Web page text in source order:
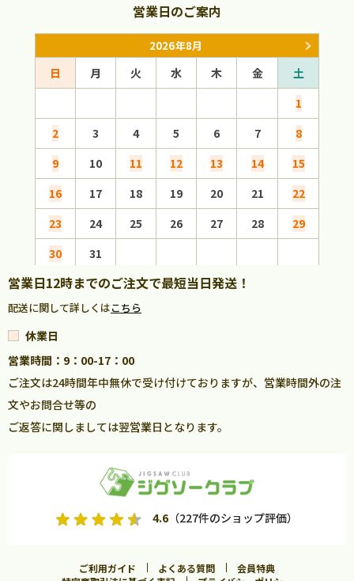
営業日のご案内
2026年8月
日 月 火 水 木 金
土
1
2
3 4 5 6 7
8
9
10 11 12 13 14
15
16
17 18 19 20 21
22
23
24 25 26 27 28
29
30
31
営業日12時までのご注文で最短当日発送！
配送に関して詳しくはこちら
休業日
営業時間：9：00-17：00
ご注文は24時間年中無休で受け付けておりますが、営業時間外の注
文やお問合せ等の
ご返答に関しましては翌営業日となります。
4.6（227件のショップ評価）
ご利用ガイド よくある質問
会員特典